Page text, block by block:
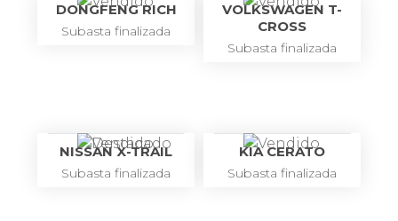
DONGFENG RICH
Subasta finalizada
VOLKSWAGEN T-
CROSS
Subasta finalizada
NISSAN X-TRAIL
Subasta finalizada
KIA CERATO
Subasta finalizada